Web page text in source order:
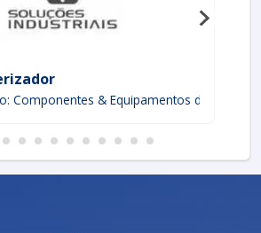
Componentes & Equipamentos de